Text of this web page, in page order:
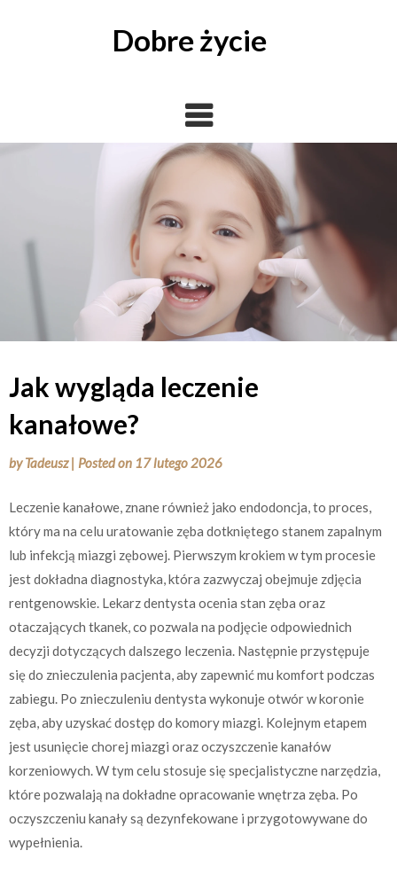
Dobre życie
Jak wygląda leczenie
kanałowe?
byTadeusz | Posted on 17 lutego 2026
Leczenie kanałowe, znane również jako endodoncja, to proces,
który ma na celu uratowanie zęba dotkniętego stanem zapalnym
lub infekcją miazgi zębowej. Pierwszym krokiem w tym procesie
jest dokładna diagnostyka, która zazwyczaj obejmuje zdjęcia
rentgenowskie. Lekarz dentysta ocenia stan zęba oraz
otaczających tkanek, co pozwala na podjęcie odpowiednich
decyzji dotyczących dalszego leczenia. Następnie przystępuje
się do znieczulenia pacjenta, aby zapewnić mu komfort podczas
zabiegu. Po znieczuleniu dentysta wykonuje otwór w koronie
zęba, aby uzyskać dostęp do komory miazgi. Kolejnym etapem
jest usunięcie chorej miazgi oraz oczyszczenie kanałów
korzeniowych. W tym celu stosuje się specjalistyczne narzędzia,
które pozwalają na dokładne opracowanie wnętrza zęba. Po
oczyszczeniu kanały są dezynfekowane i przygotowywane do
wypełnienia.